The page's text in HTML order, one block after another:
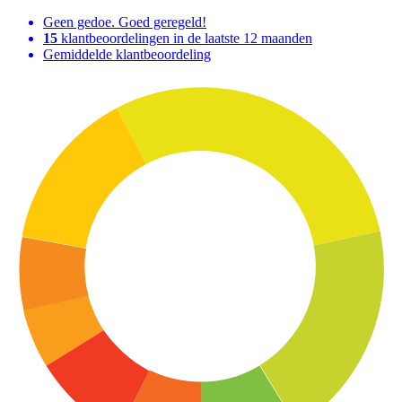
Geen gedoe. Goed geregeld!
15 klantbeoordelingen in de laatste 12 maanden
Gemiddelde klantbeoordeling